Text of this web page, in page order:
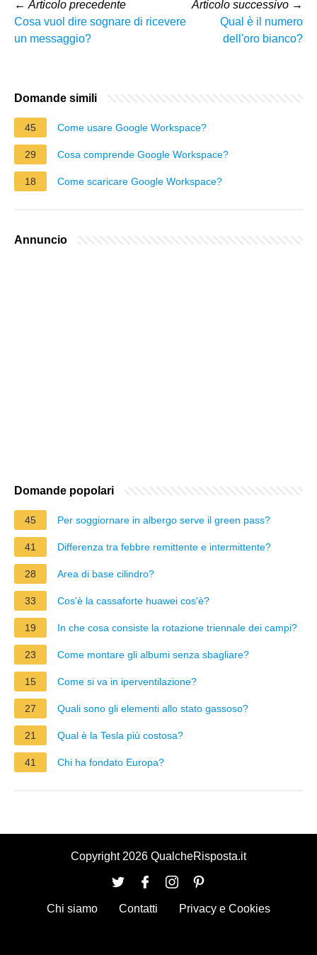
← Articolo precedente
Cosa vuol dire sognare di ricevere
un messaggio?
Articolo successivo →
Qual è il numero
dell'oro bianco?
Domande simili
45 Come usare Google Workspace?
29 Cosa comprende Google Workspace?
18 Come scaricare Google Workspace?
Annuncio
Domande popolari
45 Per soggiornare in albergo serve il green pass?
41 Differenza tra febbre remittente e intermittente?
28 Area di base cilindro?
33 Cos'è la cassaforte huawei cos'è?
19 In che cosa consiste la rotazione triennale dei campi?
23 Come montare gli albumi senza sbagliare?
15 Come si va in iperventilazione?
27 Quali sono gli elementi allo stato gassoso?
21 Qual è la Tesla più costosa?
41 Chi ha fondato Europa?
Copyright 2026 QualcheRisposta.it
Chi siamo Contatti Privacy e Cookies